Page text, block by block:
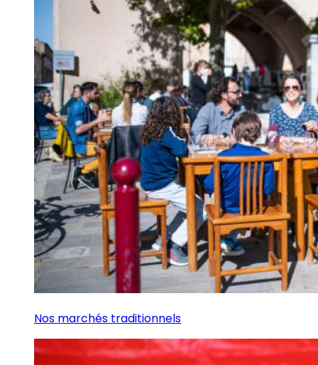
Nos marchés traditionnels